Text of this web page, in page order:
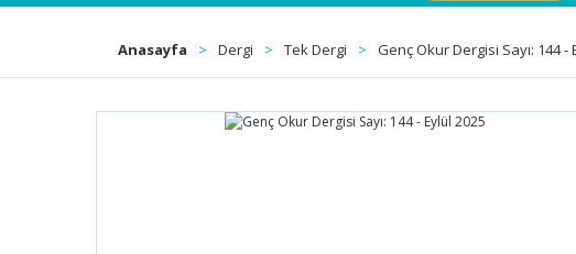
Anasayfa Dergi Tek Dergi Genç Okur Dergisi Sayı: 144 -